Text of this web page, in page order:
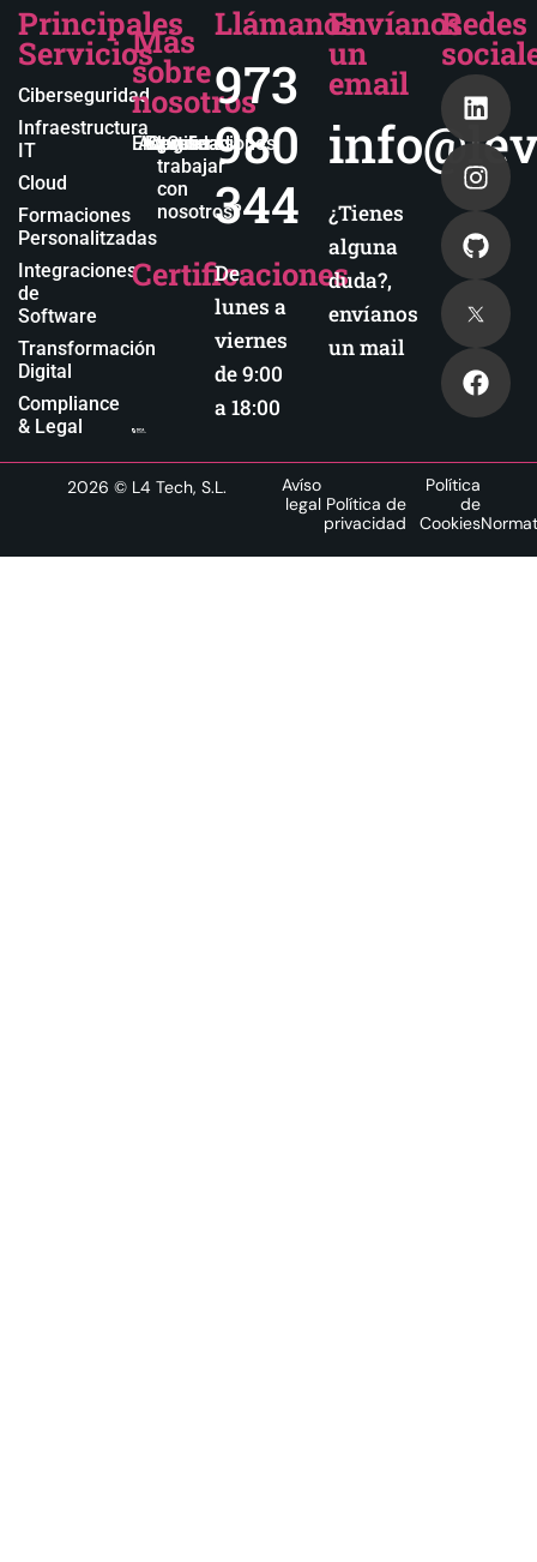
Principales
Servicios
Ciberseguridad
Infraestructura
IT
Cloud
Formaciones
Personalitzadas
Integraciones
de
Software
Transformación
Digital
Compliance
& Legal
Más
sobre
nosotros
Empresa
Actualidad
Blog
Certificaciones
¿Quieres
trabajar
con
nosotros?
Certificaciones
Llámanos
973
980
344
De
lunes a
viernes
de 9:00
a 18:00
Envíanos
un
email
¿Tienes
alguna
duda?,
envíanos
un mail
Redes
2026 © L4 Tech, S.L.
Avíso
legal Política de
privacidad
Política
de
Cookies